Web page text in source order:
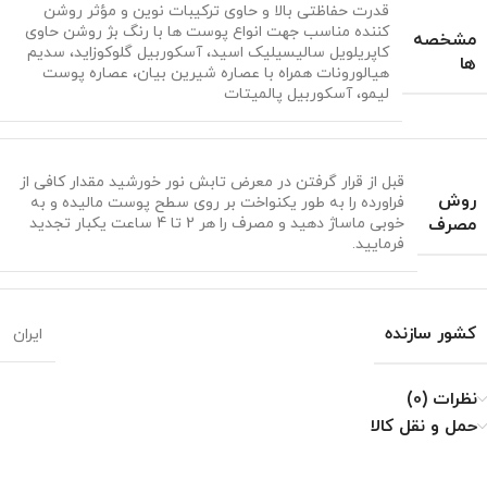
مشخصه
ها
قدرت حفاظتی بالا و حاوی ترکیبات نوین و مؤثر روشن
کننده مناسب جهت انواع پوست ها با رنگ بژ روشن حاوی
کاپریلویل سالیسیلیک اسید، آسکوربیل گلوکوزاید، سدیم
هیالورونات همراه با عصاره شیرین بیان، عصاره پوست
لیمو، آسکوربیل پالمیتات
روش
مصرف
قبل از قرار گرفتن در معرض تابش نور خورشید مقدار کافی از
فراورده را به طور یکنواخت بر روی سطح پوست مالیده و به
خوبی ماساژ دهید و مصرف را هر 2 تا 4 ساعت یکبار تجدید
فرمایید.
کشور سازنده ایران
نظرات (0)
حمل و نقل کالا